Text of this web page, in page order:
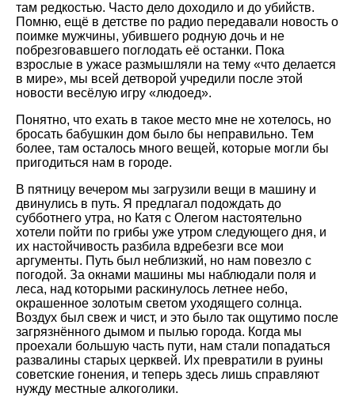
там редкостью. Часто дело доходило и до убийств.
Помню, ещё в детстве по радио передавали новость о
поимке мужчины, убившего родную дочь и не
побрезговавшего поглодать её останки. Пока
взрослые в ужасе размышляли на тему «что делается
в мире», мы всей детворой учредили после этой
новости весёлую игру «людоед».
Понятно, что ехать в такое место мне не хотелось, но
бросать бабушкин дом было бы неправильно. Тем
более, там осталось много вещей, которые могли бы
пригодиться нам в городе.
В пятницу вечером мы загрузили вещи в машину и
двинулись в путь. Я предлагал подождать до
субботнего утра, но Катя с Олегом настоятельно
хотели пойти по грибы уже утром следующего дня, и
их настойчивость разбила вдребезги все мои
аргументы. Путь был неблизкий, но нам повезло с
погодой. За окнами машины мы наблюдали поля и
леса, над которыми раскинулось летнее небо,
окрашенное золотым светом уходящего солнца.
Воздух был свеж и чист, и это было так ощутимо после
загрязнённого дымом и пылью города. Когда мы
проехали большую часть пути, нам стали попадаться
развалины старых церквей. Их превратили в руины
советские гонения, и теперь здесь лишь справляют
нужду местные алкоголики.